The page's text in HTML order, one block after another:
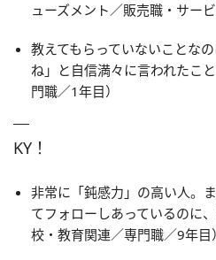
ューズメント／販売職・サービ
教えてもらっていないことな
ね」と自信満々に言われたこ
門職／1年目）
KY！
非常に「鈍感力」の高い人。
てフォローしあっているのに
校・教育関連／専門職／9年目）